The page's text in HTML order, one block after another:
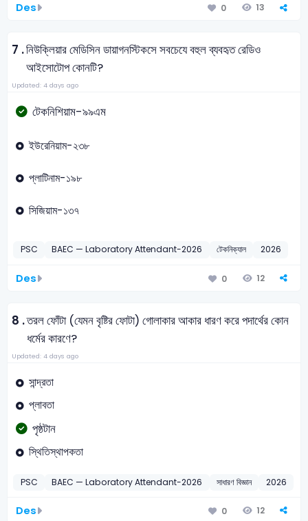
Des 0 13
7 .নিউক্লিয়ার মেডিসিন ডায়াগনস্টিকসে সবচেযে বহুল ব্যবহৃত রেডিও
আইসোটোপ কোনটি?
Updated: 4 days ago
টেকনিশিয়াম-৯৯এম
ইউরেনিয়াম-২৩৮
প্লাটিনাম-১৯৮
সিজিয়াম-১৩৭
PSC BAEC — Laboratory Attendant-2026 টেকনিক্যাল 2026
Des 0 12
8 .তরল ফোঁটা (যেমন বৃষ্টির ফোটা) গোলাকার আকার ধারণ করে পদার্থের কোন
ধর্মের কারণে?
Updated: 4 days ago
সান্দ্রতা
প্লাবতা
পৃষ্ঠটান
স্থিতিস্থাপকতা
PSC BAEC — Laboratory Attendant-2026 সাধারণ বিজ্ঞান 2026
Des 0 12